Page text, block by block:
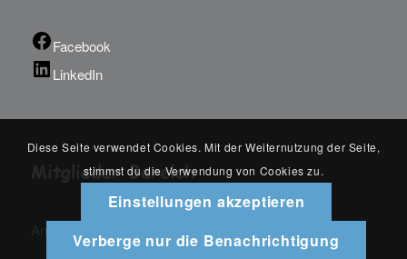
Facebook
LinkedIn
Mitglieder Bereich
Diese Seite verwendet Cookies. Mit der Weiternutzung der Seite,
stimmst du die Verwendung von Cookies zu.
Einstellungen akzeptieren
Verberge nur die Benachrichtigung